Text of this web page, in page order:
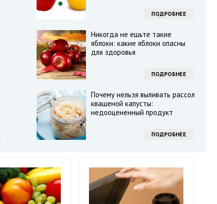
ПОДРОБНЕЕ
Никогда не ешьте такие
яблоки: какие яблоки опасны
для здоровья
ПОДРОБНЕЕ
Почему нельзя выливать рассол
квашеной капусты:
недооцененный продукт
ПОДРОБНЕЕ